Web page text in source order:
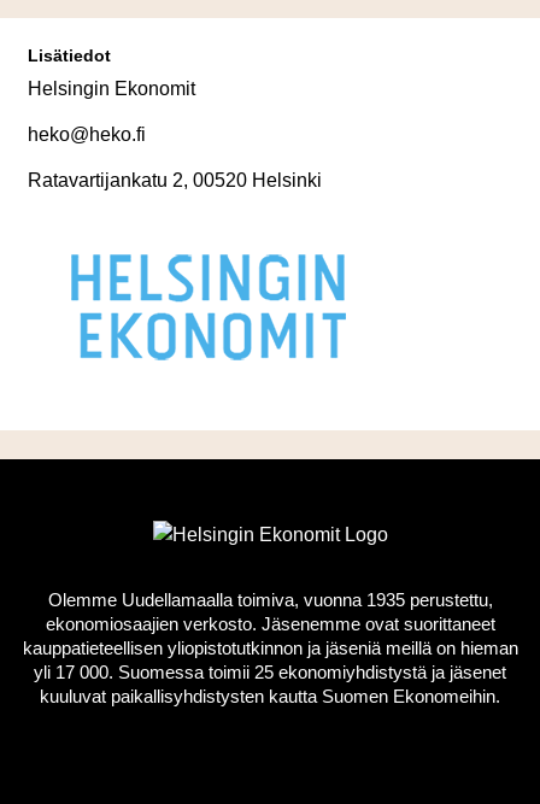
Lisätiedot
Helsingin Ekonomit
heko@heko.fi
Ratavartijankatu 2, 00520 Helsinki
Olemme Uudellamaalla toimiva, vuonna 1935 perustettu,
ekonomiosaajien verkosto. Jäsenemme ovat suorittaneet
kauppatieteellisen yliopistotutkinnon ja jäseniä meillä on hieman
yli 17 000. Suomessa toimii 25 ekonomiyhdistystä ja jäsenet
kuuluvat paikallisyhdistysten kautta Suomen Ekonomeihin.